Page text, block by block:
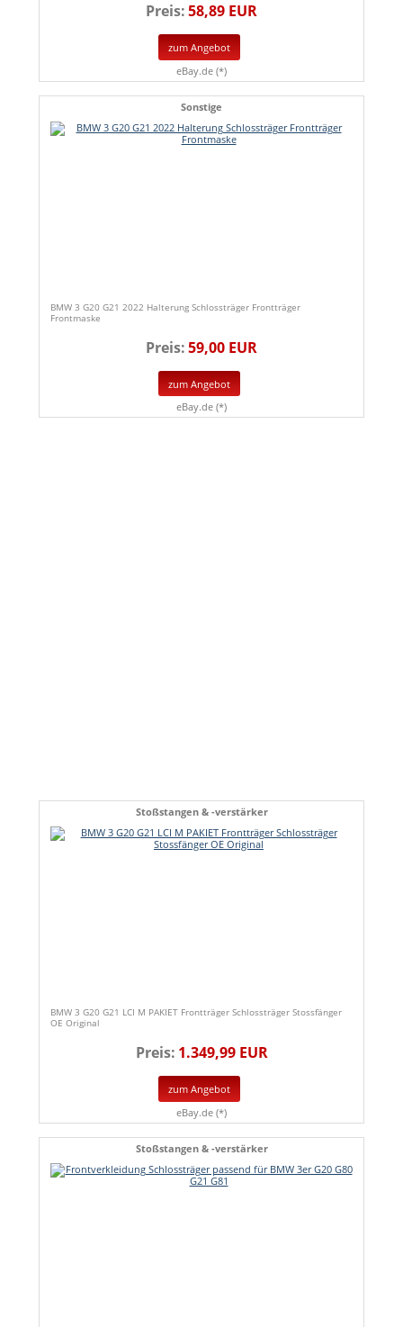
Preis:58,89 EUR
zum Angebot
eBay.de (*)
Sonstige
BMW 3 G20 G21 2022 Halterung Schlossträger Frontträger
Frontmaske
Preis:59,00 EUR
zum Angebot
eBay.de (*)
Stoßstangen & -verstärker
BMW 3 G20 G21 LCI M PAKIET Frontträger Schlossträger Stossfänger
OE Original
Preis: 1.349,99 EUR
zum Angebot
eBay.de (*)
Stoßstangen & -verstärker